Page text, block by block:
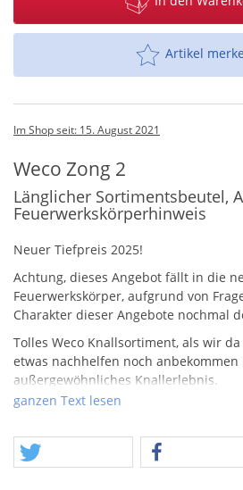
Artikel
Im Shop seit: 15. August 2021
Weco Zong 2
Länglicher Sortimentsbeutel,
Feuerwerkskörperhinweis
Neuer Tiefpreis 2025!
Achtung, dieses Angebot fällt in die
Feuerwerkskörper, aufgrund von
Charakter dieser Angebote nochmal
Tolles Weco Knallsortiment, als wir
etwas nachhelfen noch
außergewöhnliches Knallerlebnis.
Feuerwerkskörper!
Eigentlich müsste die Rubrik
heißen. Es geht nämlich um
mehr funktionieren. Also nicht mehr
ganzen Text lesen